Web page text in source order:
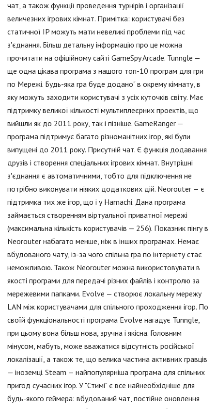
чат, а також функції проведення турнірів і організації
величезних ігрових кімнат. Примітка: користувачі без
статичної IP можуть мати невеликі проблеми під час
з'єднання. Більш детальну інформацію про це можна
прочитати на офіційному сайті GameSpy Arcade. Tunngle —
ще одна цікава програма з нашого топ-10 програм для гри
по Мережі. Будь-яка гра буде додано" в окрему кімнату, в
яку можуть заходити користувачі з усіх куточків світу. Має
підтримку великої кількості мультиплеєрних проектів, що
вийшли як до 2011 року, так і пізніше. GameRanger —
програма підтримує багато різноманітних ігор, які були
випущені до 2011 року. Присутній чат. Є функція додавання
друзів і створення спеціальних ігрових кімнат. Внутрішні
з'єднання є автоматичними, тобто для підключення не
потрібно виконувати ніяких додаткових дій. Neorouter — є
підтримка тих же ігор, що і у Hamachi. Дана програма
займається створенням віртуальної приватної мережі
(максимальна кількість користувачів — 256). Показник пінгу в
Neorouter набагато менше, ніж в інших програмах. Немає
вбудованого чату, із-за чого спільна гра по інтернету стає
неможливою. Також Neorouter можна використовувати в
якості програми для передачі різних файлів і контролю за
мережевими папками. Evolve — створює локальну мережу
LAN між користувачами для спільного проходження ігор. По
своїй функціональності програма Evolve нагадує Tunngle,
при цьому вона більш нова, зручна і якісна. Головним
мінусом, мабуть, може вважатися відсутність російської
локалізації, а також те, що велика частина активних гравців
— іноземці. Steam — найпопулярніша програма для спільних
пригод сучасних ігор. У "Стимі" є все найнеобхідніше для
будь-якого геймера: вбудований чат, постійне оновлення